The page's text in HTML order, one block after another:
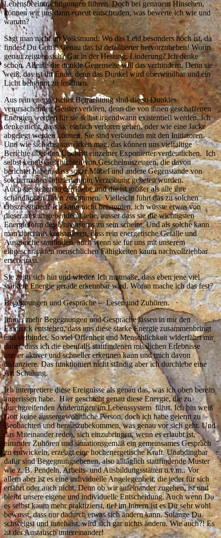
Lebensbeeinträchtigungen führen. Doch bei genauem Hinsehen,
können wir uns dann erneut entscheiden, was bewerte ich wie und
warum?
Sagt man nicht im Volksmund: Wo das Leid besonders hoch ist, da
findest Du Gott?! Genau das ist detaillierter hervorzuheben! Worin
genau zeigt er sich? Gar in der Heilung, Linderung? Ich denke
schon. Alleine die dunkle Gegenseite will das verhindern. Denn sie
weiß, das ist ihr Ende, denn das Dunkel wird überwindbar und ein
Licht behginnt zu leuchten.
Aus rein energetischer Betrachtung sind die so Dunkles
verursachenden Geister verloren, denn die von ihnen geschaffenen
Energien werden für sie selbst irgendwann existentiell werden. Ich
denke nicht, dass sie einfach verloren gehen, oder wie eine Jacke
abgelegt werden können. Sie sind verbunden mit den Initiatoren.
Und wie sich das auswirken mag, das können uns vielfältige
Berichte über den Übertritt einzelner Exponierter verdeutlichen. Ich
selbst kenne Geschichten von Geschehniszeugen, die davon
berichtet haben, dass sogar Möbel und andere Gegenstände von
solchermaßen Infizierten um Verzeihung gebeten wurden.
Auch sie stehen in der Liebe und die ist größer als alle ihre
schändlichen Taten zusammen. Vielleicht führt das zu solchen
Obszessionen? Ich kann nicht behaupten, ich wüsste etwas von
dieser uns umgebenden Liebe, ausser dass sie die wichtigsten
Energieform des Universums zu sein scheint. Und als solche kann
man durchaus konstatieren, dass rein energetische Gefälle und
Ausgleiche stattfinden, auch wenn sie für uns mit unserem
eingeschränkten menschlichen Fähigkeiten kaum nachvollziehbar
erscheinen.
Sie zeigt sich hin und wieder. Ich mutmaße, dass eben jene viel
stärkere Energie gerade erkennbar wird. Woran mache ich das fest?
Begegnungen und Gespräche – Lesen und Zuhören.
Immer mehr Begegnungen und Gespräche lassen in mir den
Eindruck entstehen, dass uns diese starke Energie zusammenbringt
und verbindet. So viel Offenheit und Menschlichkeit widerfährt mir
dabei, dass ich die ebenfalls stattfindenen misslichen Erlebnisse
immer aktiver und schneller erkennen kann und mich davon
distanziere. Das funktioniert nicht ständig aber ich durchlebe eine
Art Schulung.
Ich interpretiere diese Ereignisse als genau das, was ich oben bereits
angerissen habe. Hier geschieht genau diese Energie, die zu
durchgreifenden Änderungen im Lebenssystem führt. Ich bin weiß
Gott keine aussergewöhnliche Person, doch ich habe gelernt zu
Beobachten und herauszubekommen, was genau vor sich geht. Und
das Miteinander reden, sich einzubringen, wenn es erlaubt ist,
einander Zuhören und situationsgemäß ein gemeinsames Gespräch
zu entwickeln, erzeugt eine hochenergetische Kraft. Unabdingbar
dafür sind Begegnungsebenen, also alltäglich stattfindende Muster
wie z. B. Pendeln, Arbeits- und Ausbildungsstätten u.v.m.. Vor
allem aber ist es eine individuelle Angelegenheit, die jeder für sich
erfährt oder auch nicht. Denn ob wir aufeinander zugehen, ist und
bleibt unsere eigene und individuelle Entscheidung. Auch wenn Du
es selbst kaum mehr praktizierst, tief im Innern ist es Dir sehr wohl
bewusst, dass nur dadurch etwas sich ändern kann. Solange Du
schweigst und innehälst, wird sich gar nichts ändern. Wie auch?! Es
ist der Austausch untereinander!